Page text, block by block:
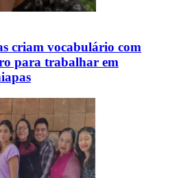
criam vocabulário com
para trabalhar em